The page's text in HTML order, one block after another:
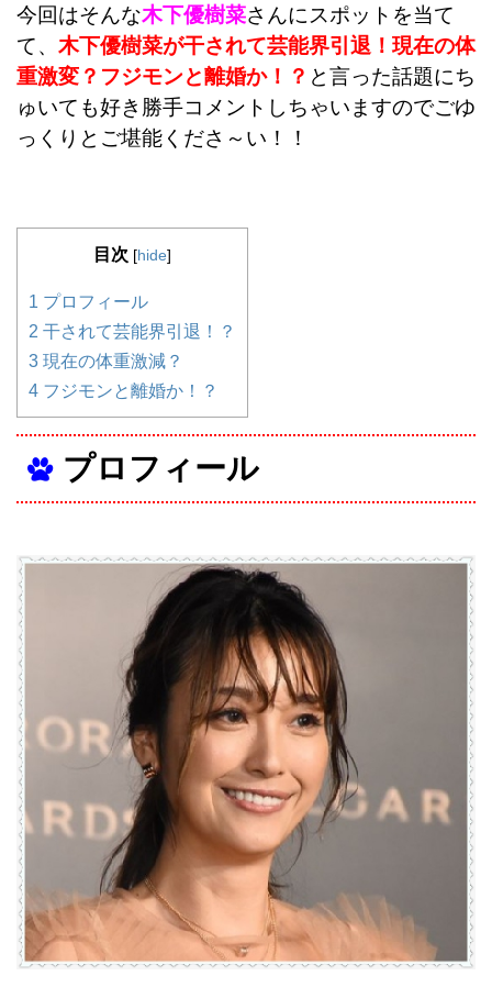
今回はそんな木下優樹菜さんにスポットを当て
て、 木下優樹菜が干されて芸能界引退！現在の体
重激変？フジモンと離婚か！？ と言った話題にち
ゅいても好き勝手コメントしちゃいますのでごゆ
っくりとご堪能くださ～い！！
目次 [hide]
1 プロフィール
2 干されて芸能界引退！？
3 現在の体重激減？
4 フジモンと離婚か！？
プロフィール